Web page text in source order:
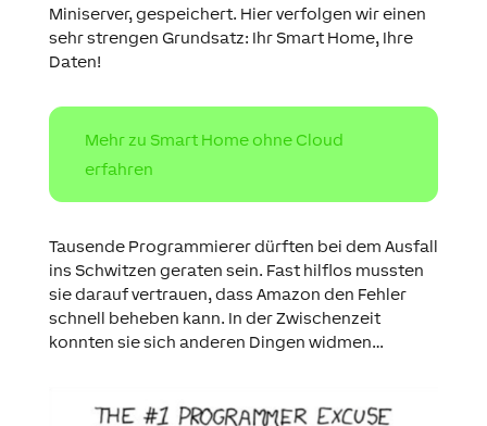
Miniserver, gespeichert. Hier verfolgen wir einen
sehr strengen Grundsatz: Ihr Smart Home, Ihre
Daten!
Mehr zu Smart Home ohne Cloud
erfahren
Tausende Programmierer dürften bei dem Ausfall
ins Schwitzen geraten sein. Fast hilflos mussten
sie darauf vertrauen, dass Amazon den Fehler
schnell beheben kann. In der Zwischenzeit
konnten sie sich anderen Dingen widmen…